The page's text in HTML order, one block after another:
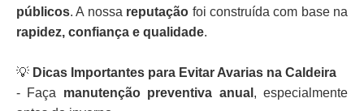
públicos. A nossa reputação foi construída com base na
rapidez, confiança e qualidade.
💡 Dicas Importantes para Evitar Avarias na Caldeira
- Faça manutenção preventiva anual , especialmente